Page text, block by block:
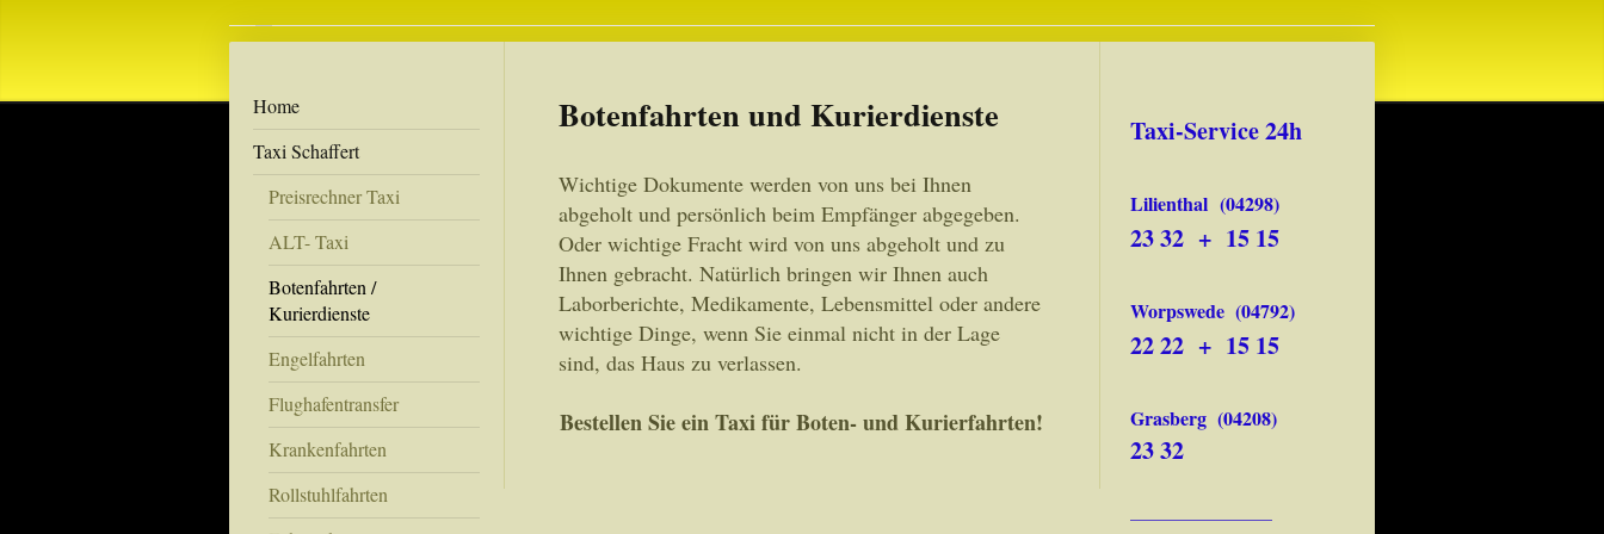
Home
Taxi Schaffert
Preisrechner Taxi
ALT- Taxi
Botenfahrten /
Kurierdienste
Engelfahrten
Flughafentransfer
Krankenfahrten
Rollstuhlfahrten
Botenfahrten und Kurierdienste
Wichtige Dokumente werden von uns bei Ihnen
abgeholt und persönlich beim Empfänger abgegeben.
Oder wichtige Fracht wird von uns abgeholt und zu
Ihnen gebracht. Natürlich bringen wir Ihnen auch
Laborberichte, Medikamente, Lebensmittel oder andere
wichtige Dinge, wenn Sie einmal nicht in der Lage
sind, das Haus zu verlassen.
Bestellen Sie ein Taxi für Boten- und Kurierfahrten!
Taxi-Service 24h
Lilienthal (04298)
23 32 + 15 15
Worpswede(04792)
22 22 + 15 15
Grasberg(04208)
23 32